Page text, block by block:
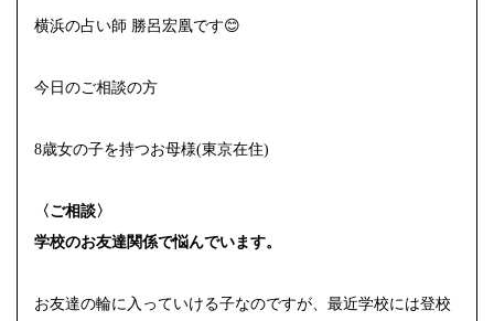
横浜の占い師 勝呂宏凰です😊
今日のご相談の方
8歳女の子を持つお母様(東京在住)
〈ご相談〉
学校のお友達関係で悩んでいます。
お友達の輪に入っていける子なのですが、最近学校には登校